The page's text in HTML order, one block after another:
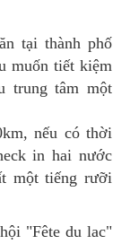
muốn tiết kiệm
trung tâm một
nếu có thời
in hai nước
một tiếng rưỡi